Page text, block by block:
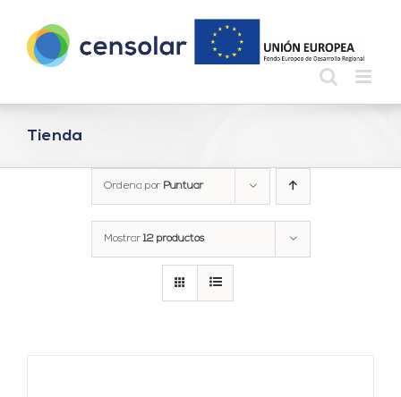
contenido
Tienda
Ordena por Puntuar
Mostrar12 productos